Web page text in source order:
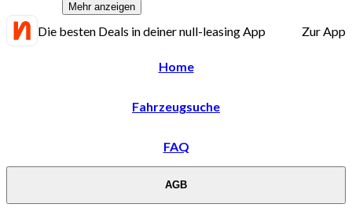
Mehr anzeigen
Die besten Deals in deiner null-leasing App Zur App
Home
Fahrzeugsuche
FAQ
AGB